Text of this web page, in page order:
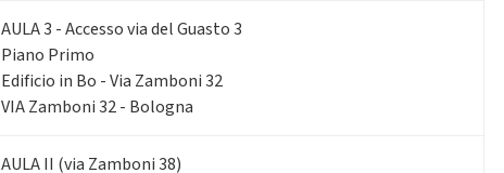
AULA 3 - Accesso via del Guasto 3
Piano Primo
Edificio in Bo - Via Zamboni 32
VIA Zamboni 32 - Bologna
AULA II (via Zamboni 38)